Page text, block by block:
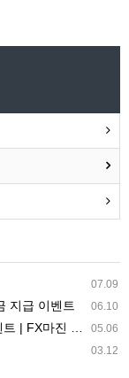
07.09
06.10
지급 이벤트
05.06
03.12